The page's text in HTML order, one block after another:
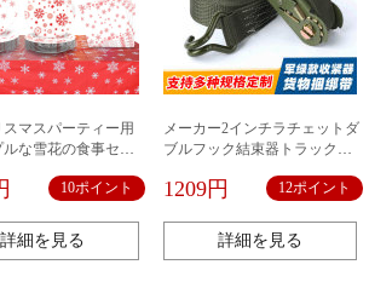
スマスパーティー用
な雪花の食事セッ
10ポイント
詳細を見る
メーカー2インチラチェットダ
ブルフック結束器トラック貨
ド軍緑バンド
1209円 12ポイント
詳細を見る